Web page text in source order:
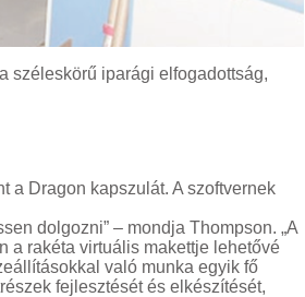
széleskörű iparági elfogadottság,
a Dragon kapszulát. A szoftvernek
dolgozni” – mondja Thompson. „A
a rakéta virtuális makettje lehetővé
való munka egyik fő
fejlesztését és elkészítését,